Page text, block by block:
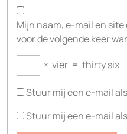
Mijn naam, e-mail en
voor de volgende keer
× vier = thirty six
Stuur mij een e-mail
Stuur mij een e-mail